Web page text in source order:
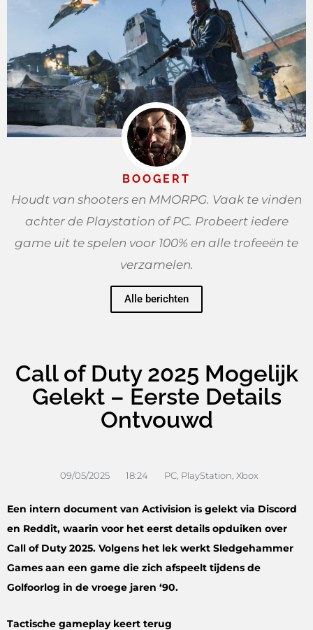
BOOGERT
Houdt van shooters en MMORPG. Vaak te vinden
achter de Playstation of PC. Probeert iedere
game uit te spelen voor 100% en alle trofeeën te
verzamelen.
Alle berichten
Call of Duty 2025 Mogelijk
Gelekt – Eerste Details
Ontvouwd
09/05/2025 18:24 PC PlayStation Xbox
Een intern document van Activision is gelekt via Discord
en Reddit, waarin voor het eerst details opduiken over
Call of Duty 2025. Volgens het lek werkt Sledgehammer
Games aan een game die zich afspeelt tijdens de
Golfoorlog in de vroege jaren ‘90.
Tactische gameplay keert terug